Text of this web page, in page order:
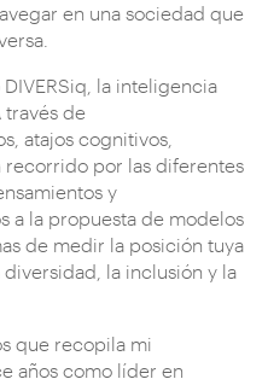
en una sociedad que
la inteligencia
través de
atajos cognitivos,
por las diferentes
y
a la propuesta de modelos
de medir la posición tuya
la inclusión y la
que recopila mi
años como líder en